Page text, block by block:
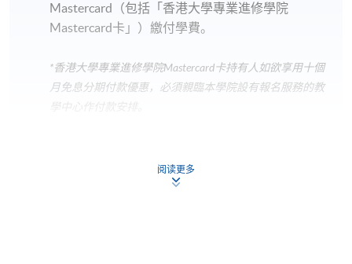
申請步驟及所需文件，請參閱旅監局網頁:
Mastercard（包括「香港大學專業進修學院
Mastercard卡」）繳付學費。
*香港大學專業進修學院Mastercard卡持有人如欲享用十個
月免息分期付款優惠，必須親臨本學院設有報名服務的教
學中心作付款安排。
阅读更多